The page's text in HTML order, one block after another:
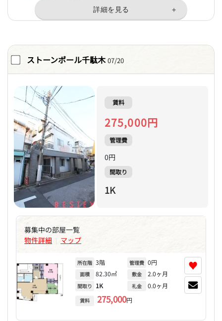
ストーンポール千駄木 07/20
賃料
275,000円
管理費
0円
間取り
1K
募集中の部屋一覧
物件詳細 | マップ
所在階 3階
面積 82.30㎡
間取り 1K
賃料 275,000円
管理費 0円
敷金 2.0ヶ月
礼金 0.0ヶ月
♥